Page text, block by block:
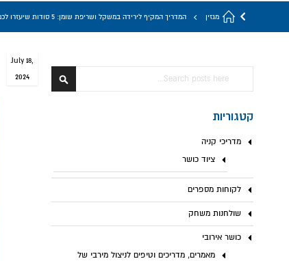
מגזין המדריך המקיף לירידה במשקל ושריפת שומן: 5 סודות שיעזרו לכם להשיג את הגוף שתמיד חלמתם עליו
July 18,
2024
קטגוריות
מדריכי קניה
ציוד כושר
לקוחות מספרים
שולחנות משחק
כושר אירובי
מאמרים, מדריכים וטיפים לניצול מירבי של